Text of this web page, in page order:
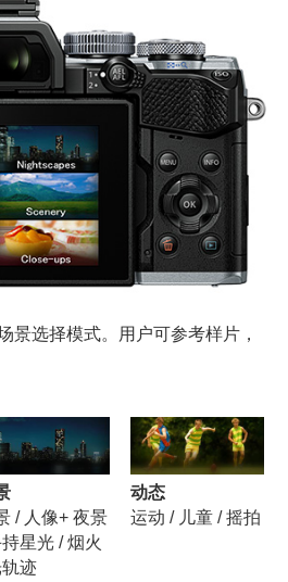
景选择模式。用户可参考样片，
/ 人像+ 夜景
星光 / 烟火
迹
动态
运动 / 儿童 / 摇拍